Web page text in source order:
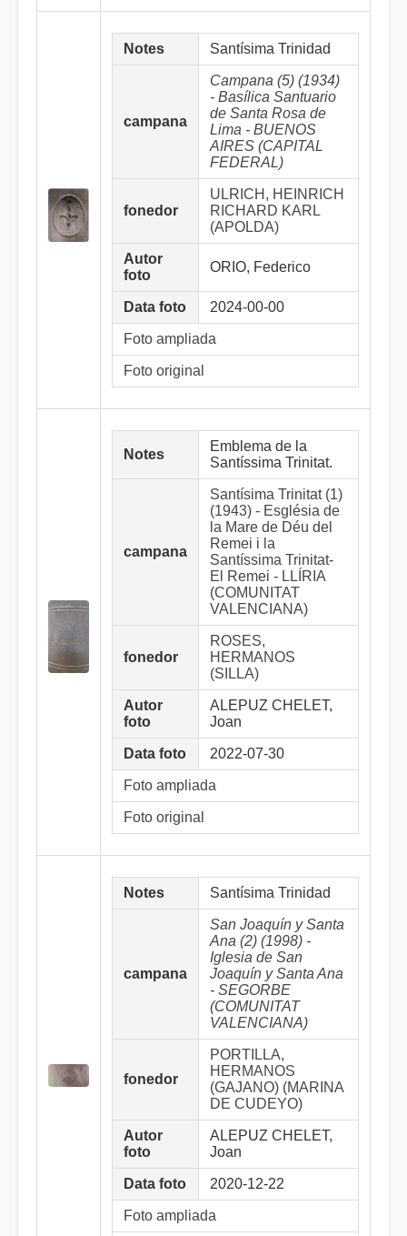
Notes Santísima Trinidad
campana
Campana (5) (1934)
- Basílica Santuario
de Santa Rosa de
Lima - BUENOS
AIRES (CAPITAL
FEDERAL)
fonedor
ULRICH, HEINRICH
RICHARD KARL
(APOLDA)
Autor
foto
ORIO, Federico
Data foto 2024-00-00
Foto ampliada
Foto original
Notes
Emblema de la
Santíssima Trinitat.
campana
Santísima Trinitat (1)
(1943) - Església de
la Mare de Déu del
Remei i la
Santíssima Trinitat-
El Remei - LLÍRIA
(COMUNITAT
VALENCIANA)
fonedor
ROSES,
HERMANOS
(SILLA)
Autor
foto
ALEPUZ CHELET,
Joan
Data foto 2022-07-30
Foto ampliada
Foto original
Notes Santísima Trinidad
campana
San Joaquín y Santa
Ana (2) (1998) -
Iglesia de San
Joaquín y Santa Ana
- SEGORBE
(COMUNITAT
VALENCIANA)
fonedor
PORTILLA,
HERMANOS
(GAJANO) (MARINA
DE CUDEYO)
Autor
foto
ALEPUZ CHELET,
Joan
Data foto 2020-12-22
Foto ampliada